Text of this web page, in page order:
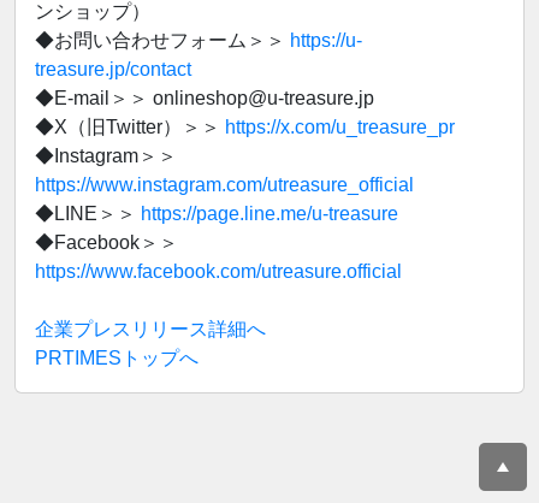
ンショップ）
◆お問い合わせフォーム＞＞ https://u-
treasure.jp/contact
◆E-mail＞＞ onlineshop@u-treasure.jp
◆X（旧Twitter）＞＞ https://x.com/u_treasure_pr
◆Instagram＞＞
https://www.instagram.com/utreasure_official
◆LINE＞＞ https://page.line.me/u-treasure
◆Facebook＞＞
https://www.facebook.com/utreasure.official
企業プレスリリース詳細へ
PRTIMESトップへ